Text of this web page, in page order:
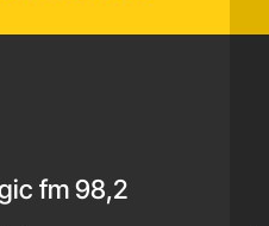
fm 98,2